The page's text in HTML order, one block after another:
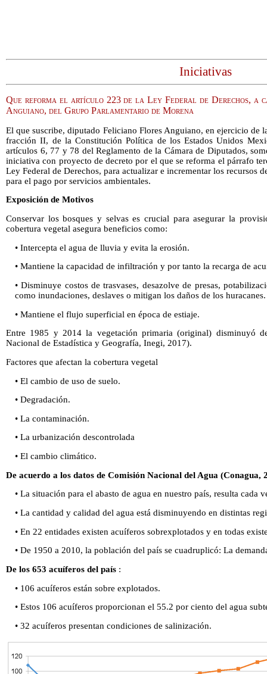
Iniciativas
Que reforma el artículo 223 de la Ley Federal de Derechos, a
Anguiano, del Grupo Parlamentario de Morena
El que suscribe, diputado Feliciano Flores Anguiano, en ejercicio de
fracción II, de la Constitución Política de los Estados Unidos
artículos 6, 77 y 78 del Reglamento de la Cámara de Diputados,
iniciativa con proyecto de decreto por el que se reforma el párrafo
Ley Federal de Derechos, para actualizar e incrementar los recursos
para el pago por servicios ambientales.
Exposición de Motivos
Conservar los bosques y selvas es crucial para asegurar la
cobertura vegetal asegura beneficios como:
• Intercepta el agua de lluvia y evita la erosión.
• Mantiene la capacidad de infiltración y por tanto la recarga de
• Disminuye costos de trasvases, desazolve de presas,
como inundaciones, deslaves o mitigan los daños de los huracanes.
• Mantiene el flujo superficial en época de estiaje.
Entre 1985 y 2014 la vegetación primaria (original) disminuyó
Nacional de Estadística y Geografía, Inegi, 2017).
Factores que afectan la cobertura vegetal
• El cambio de uso de suelo.
• Degradación.
• La contaminación.
• La urbanización descontrolada
• El cambio climático.
De acuerdo a los datos de Comisión Nacional del Agua (Conagua,
• La situación para el abasto de agua en nuestro país, resulta cada
• La cantidad y calidad del agua está disminuyendo en distintas
• En 22 entidades existen acuíferos sobrexplotados y en todas
• De 1950 a 2010, la población del país se cuadruplicó: La
De los 653 acuíferos del país :
• 106 acuíferos están sobre explotados.
• Estos 106 acuíferos proporcionan el 55.2 por ciento del agua
• 32 acuíferos presentan condiciones de salinización.